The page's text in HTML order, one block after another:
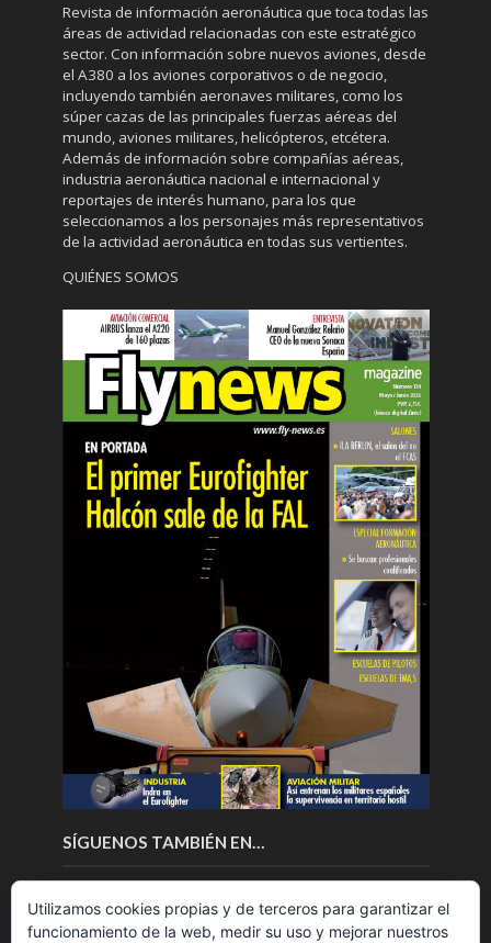
Revista de información aeronáutica que toca todas las
áreas de actividad relacionadas con este estratégico
sector. Con información sobre nuevos aviones, desde
el A380 a los aviones corporativos o de negocio,
incluyendo también aeronaves militares, como los
súper cazas de las principales fuerzas aéreas del
mundo, aviones militares, helicópteros, etcétera.
Además de información sobre compañías aéreas,
industria aeronáutica nacional e internacional y
reportajes de interés humano, para los que
seleccionamos a los personajes más representativos
de la actividad aeronáutica en todas sus vertientes.
QUIÉNES SOMOS
SÍGUENOS TAMBIÉN EN…
Utilizamos cookies propias y de terceros para garantizar el
funcionamiento de la web, medir su uso y mejorar nuestros